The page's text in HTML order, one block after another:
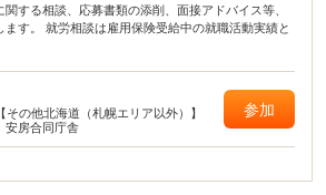
する相談、応募書類の添削、面接アドバイス等、
す。 就労相談は雇用保険受給中の就職活動実績と
【その他北海道（札幌エリア以外）】
安房合同庁舎
参加